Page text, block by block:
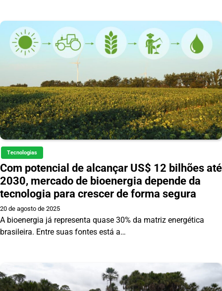
Tecnologias
Com potencial de alcançar US$ 12 bilhões até
2030, mercado de bioenergia depende da
tecnologia para crescer de forma segura
20 de agosto de 2025
A bioenergia já representa quase 30% da matriz energética
brasileira. Entre suas fontes está a…